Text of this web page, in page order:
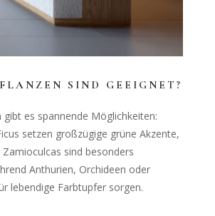
SIND GEEIGNET?
gibt es spannende Möglichkeiten:
setzen großzügige grüne Akzente,
Zamioculcas sind besonders
Anthurien, Orchideen oder
lebendige Farbtupfer sorgen.